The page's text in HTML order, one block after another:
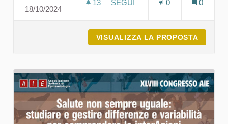
18/10/2024
13 13 SOSTENITORI
SEGUI
0 0
VISUALIZZA LA PROPOSTA